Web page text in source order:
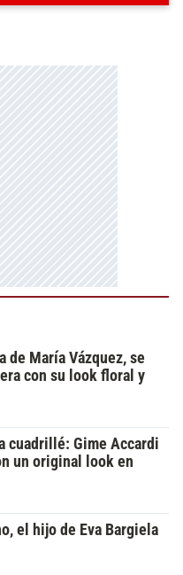
de María Vázquez, se
con su look floral y
cuadrillé: Gime Accardi
un original look en
el hijo de Eva Bargiela